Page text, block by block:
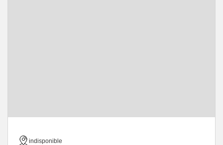
indisponible